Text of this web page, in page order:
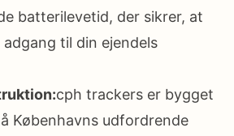
batterilevetid, der sikrer, at
til din ejendels
cph trackers er bygget
Københavns udfordrende